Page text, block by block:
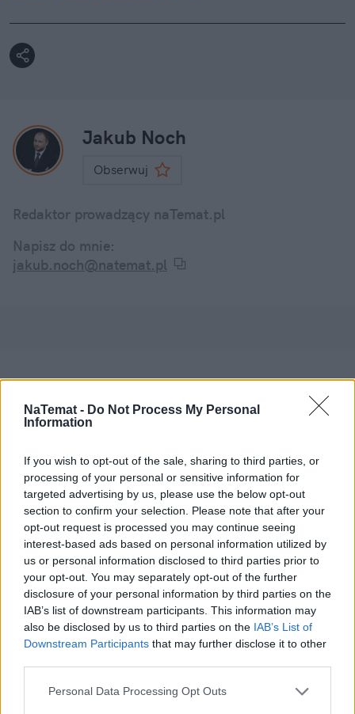
NaTemat - Do Not Process My Personal
Information
If you wish to opt-out of the sale, sharing to third parties, or
processing of your personal or sensitive information for
targeted advertising by us, please use the below opt-out
section to confirm your selection. Please note that after your
opt-out request is processed you may continue seeing
interest-based ads based on personal information utilized by
us or personal information disclosed to third parties prior to
your opt-out. You may separately opt-out of the further
disclosure of your personal information by third parties on the
IAB’s list of downstream participants. This information may
also be disclosed by us to third parties on the IAB’s List of
Downstream Participants that may further disclose it to other
Personal Data Processing Opt Outs
Jakub Noch
Obserwuj
Redaktor prowadzący naTemat.pl
Napisz do mnie:
jakub.noch@natemat.pl
Czytaj więcej
Siemens EQ600 iAroma. Jeden
ekspres, wiele sposobów na idealną
kawę
Siemens EQ600 iAroma to model zaprojektowany